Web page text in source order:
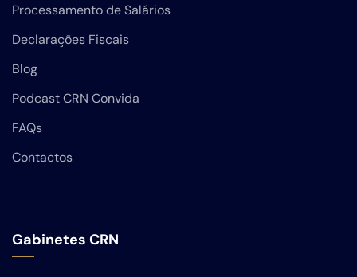
Processamento de Salários
Declarações Fiscais
Blog
Podcast CRN Convida
FAQs
Contactos
Gabinetes CRN